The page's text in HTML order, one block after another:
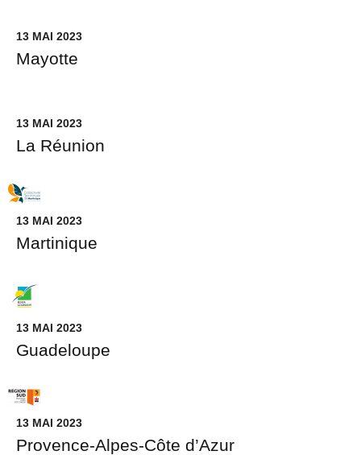
13 MAI 2023
Mayotte
13 MAI 2023
La Réunion
13 MAI 2023
Martinique
13 MAI 2023
Guadeloupe
13 MAI 2023
Provence-Alpes-Côte d’Azur